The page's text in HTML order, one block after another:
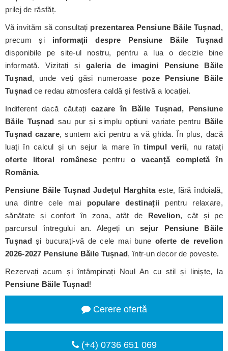
prilej de răsfăț.
Vă invităm să consultați prezentarea Pensiune Băile Tușnad,
precum și informații despre Pensiune Băile Tușnad
disponibile pe site-ul nostru, pentru a lua o decizie bine
informată. Vizitați și galeria de imagini Pensiune Băile
Tușnad, unde veți găsi numeroase poze Pensiune Băile
Tușnadce redau atmosfera caldă și festivă a locației.
Indiferent dacă căutați cazare în Băile Tușnad, Pensiune
Băile Tușnad sau pur și simplu opțiuni variate pentru Băile
Tușnad cazare, suntem aici pentru a vă ghida. În plus, dacă
luați în calcul și un sejur la mare întimpul verii, nu ratați
oferte litoral românesc pentru o vacanță completă în
România.
Pensiune Băile Tușnad Județul Harghitaeste, fără îndoială,
una dintre cele mai populare destinații pentru relaxare,
sănătate și confort în zona, atât de Revelion, cât și pe
parcursul întregului an. Alegeți un sejur Pensiune Băile
Tușnadși bucurați-vă de cele mai bune oferte de revelion
2026-2027 Pensiune Băile Tușnad, într-un decor de poveste.
Rezervați acum și întâmpinați Noul An cu stil și liniște, la
Pensiune Băile Tușnad!
Cerere ofertă
(+4) 0736 651 069